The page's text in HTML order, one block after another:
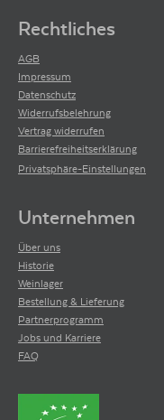
Rechtliches
AGB
Impressum
Datenschutz
Widerrufsbelehrung
Vertrag widerrufen
Barrierefreiheitserklärung
Privatsphäre-Einstellungen
Unternehmen
Über uns
Historie
Weinlager
Bestellung & Lieferung
Partnerprogramm
Jobs und Karriere
FAQ